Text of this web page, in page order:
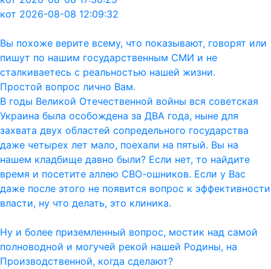
кот 2026-08-08 12:09:32
Вы похоже верите всему, что показывают, говорят или
пишут по нашим государственным СМИ и не
сталкиваетесь с реальностью нашей жизни.
Простой вопрос лично Вам.
В годы Великой Отечественной войны вся советская
Украина была особождена за ДВА года, ныне для
захвата двух областей сопредельного государства
даже четырех лет мало, поехали на пятый. Вы на
нашем кладбище давно были? Если нет, то найдите
время и посетите аллею СВО-ошников. Если у Вас
даже после этого не появится вопрос к эффективности
власти, ну что делать, это клиника.
Ну и более приземленный вопрос, мостик над самой
полноводной и могучей рекой нашей Родины, на
Производственной, когда сделают?